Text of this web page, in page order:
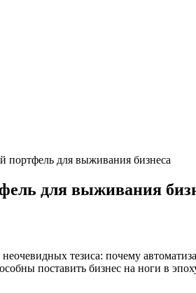
портфель для выживания бизнеса
для выживания
тезиса: почему
поставить бизнес на ноги в